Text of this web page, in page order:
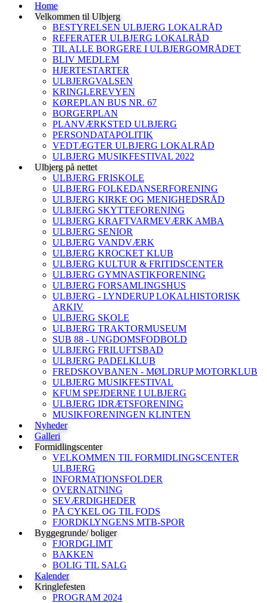
Home
Velkommen til Ulbjerg
BESTYRELSEN ULBJERG LOKALRÅD
REFERATER ULBJERG LOKALRÅD
TIL ALLE BORGERE I ULBJERGOMRÅDET
BLIV MEDLEM
HJERTESTARTER
ULBJERGVALSEN
KRINGLEREVYEN
KØREPLAN BUS NR. 67
BORGERPLAN
PLANVÆRKSTED ULBJERG
PERSONDATAPOLITIK
VEDTÆGTER ULBJERG LOKALRÅD
ULBJERG MUSIKFESTIVAL 2022
Ulbjerg på nettet
ULBJERG FRISKOLE
ULBJERG FOLKEDANSERFORENING
ULBJERG KIRKE OG MENIGHEDSRÅD
ULBJERG SKYTTEFORENING
ULBJERG KRAFTVARMEVÆRK AMBA
ULBJERG SENIOR
ULBJERG VANDVÆRK
ULBJERG KROCKET KLUB
ULBJERG KULTUR & FRITIDSCENTER
ULBJERG GYMNASTIKFORENING
ULBJERG FORSAMLINGSHUS
ULBJERG - LYNDERUP LOKALHISTORISK
ARKIV
ULBJERG SKOLE
ULBJERG TRAKTORMUSEUM
SUB 88 - UNGDOMSFODBOLD
ULBJERG FRILUFTSBAD
ULBJERG PADELKLUB
FREDSKOVBANEN - MØLDRUP MOTORKLUB
ULBJERG MUSIKFESTIVAL
KFUM SPEJDERNE I ULBJERG
ULBJERG IDRÆTSFORENING
MUSIKFORENINGEN KLINTEN
Nyheder
Galleri
Formidlingscenter
VELKOMMEN TIL FORMIDLINGSCENTER
ULBJERG
INFORMATIONSFOLDER
OVERNATNING
SEVÆRDIGHEDER
PÅ CYKEL OG TIL FODS
FJORDKLYNGENS MTB-SPOR
Byggegrunde/ boliger
FJORDGLIMT
BAKKEN
BOLIG TIL SALG
Kalender
Kringlefesten
PROGRAM 2024